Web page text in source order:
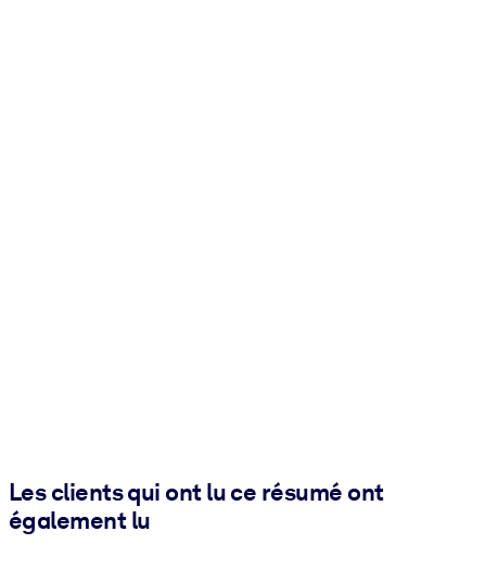
Les clients qui ont lu ce résumé ont
également lu